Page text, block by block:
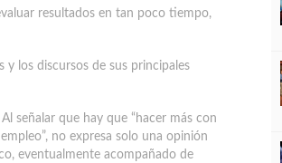
resultados en tan poco tiempo,
y los discursos de sus principales
señalar que hay que “hacer más con
no expresa solo una opinión
eventualmente acompañado de